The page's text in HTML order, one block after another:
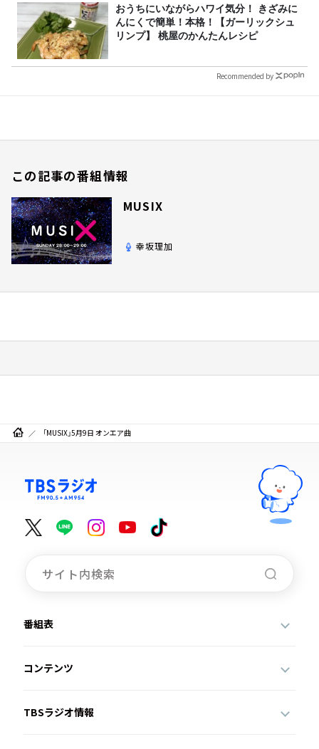
おうちにいながらハワイ気分！ きざみに
んにくで簡単！本格！【ガーリックシュ
リンプ】 桃屋のかんたんレシピ
Recommended by
この記事の番組情報
MUSIX
幸坂理加
「MUSIX」5月9日 オンエア曲
番組表
コンテンツ
TBSラジオ情報